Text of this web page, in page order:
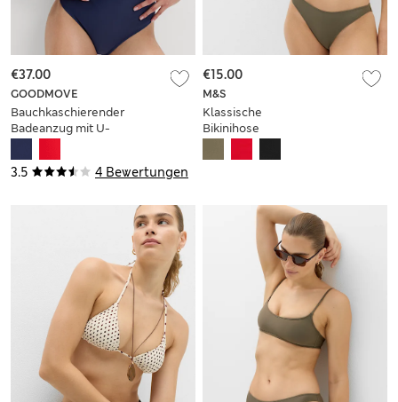
3.5 4 Bewertungen
GOODMOVE
Bauchkaschierender
Badeanzug mit U-
Kontrastmuster
€37.00
M&S
Klassische
Bikinihose
€15.00